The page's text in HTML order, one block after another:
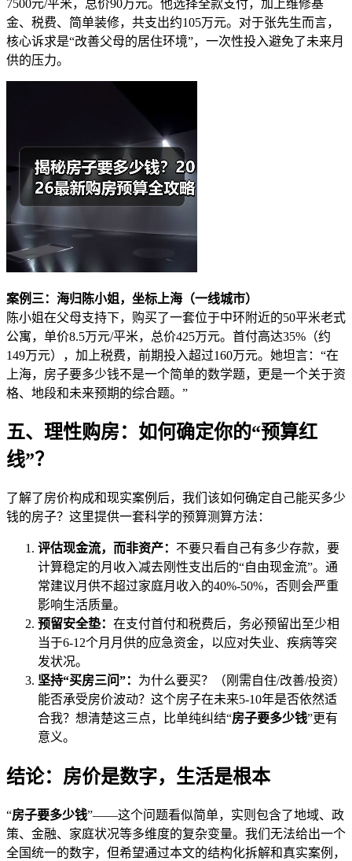
7500元/平米，总价90万元。他选择全款支付，加上维修基
金、税费、简单装修，共支出约105万元。对于张先生而言，
核心诉求是“改善父母的居住环境”，一次性投入避免了未来月
供的压力。
案例三：海归陈小姐，坐标上海（一线城市）
陈小姐在父母支持下，购买了一套位于中环附近的50平米老式
公寓，单价8.5万元/平米，总价425万元。首付高达35%（约
149万元），加上税费，前期投入超过160万元。她坦言：“在
上海，房子要多少钱不是一个简单的数学题，更是一个关于资
格、地段和未来预期的综合题。”
五、理性购房：如何确定你的“预算红
线”？
了解了房价构成和现实案例后，我们该如何确定自己能买多少
钱的房子？这里提供一套科学的预算测算方法：
评估现金流，而非资产： 不要只看自己有多少存款，要
计算稳定的月收入减去刚性支出后的“自由现金流”。通
常建议月供不超过家庭月收入的40%-50%，否则会严重
影响生活质量。
预留安全垫： 在支付首付和税费后，务必预留出至少相
当于6-12个月月供的应急资金，以应对失业、疾病等突
发状况。
坚持“买房三问”： 为什么要买？（刚需自住/改善/投资）
能否承受房价波动？这个房子在未来5-10年是否依然适
合我？想清楚这三点，比单纯纠结“房子要多少钱”更有
意义。
结论：房价是数字，生活是根本
“房子要多少钱”——这个问题看似简单，实则包含了地域、政
策、金融、家庭状况等多维度的复杂变量。我们无法给出一个
全国统一的数字，但希望通过本文的结构化拆解和真实案例，